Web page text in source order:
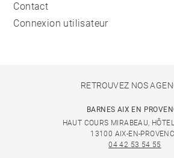
Contact
Connexion utilisateur
RETROUVEZ NOS
BARNES AIX EN
HAUT COURS MIRABEAU,
13100 AIX-EN-
04 42 53 54 55